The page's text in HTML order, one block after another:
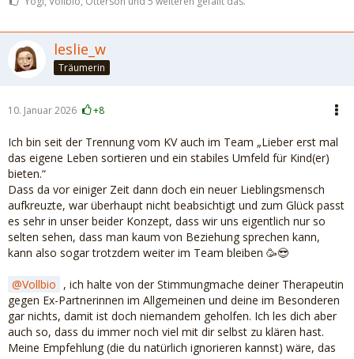
leslie_w
Träumerin
10. Januar 2026 +8
Ich bin seit der Trennung vom KV auch im Team „Lieber erst mal
das eigene Leben sortieren und ein stabiles Umfeld für Kind(er)
bieten.“
Dass da vor einiger Zeit dann doch ein neuer Lieblingsmensch
aufkreuzte, war überhaupt nicht beabsichtigt und zum Glück passt
es sehr in unser beider Konzept, dass wir uns eigentlich nur so
selten sehen, dass man kaum von Beziehung sprechen kann,
kann also sogar trotzdem weiter im Team bleiben 🥳😎
Vollbio , ich halte von der Stimmungmache deiner Therapeutin
gegen Ex-Partnerinnen im Allgemeinen und deine im Besonderen
gar nichts, damit ist doch niemandem geholfen. Ich les dich aber
auch so, dass du immer noch viel mit dir selbst zu klären hast.
Meine Empfehlung (die du natürlich ignorieren kannst) wäre, das